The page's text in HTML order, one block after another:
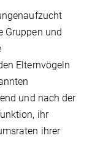
Gruppen und
Elternvögeln
und nach der
ihr
ihrer